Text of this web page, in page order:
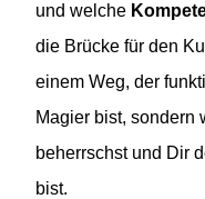
und welche
die Brücke für den
einem Weg, der
Magier bist, sondern
beherrschst und Dir
bist.